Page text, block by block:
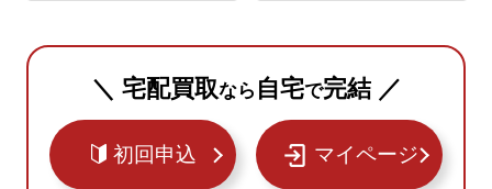
＼ 宅配買取なら 自宅で完結 ／
初回申込 マイページ